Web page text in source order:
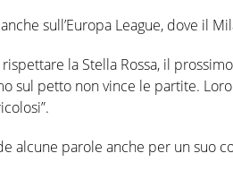
sull’Europa League, dove il
la Stella Rossa, il
sul petto non vince le partite.
alcune parole anche per un suo